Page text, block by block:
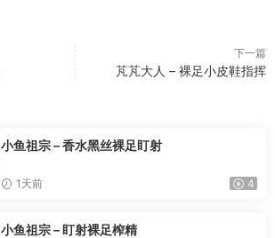
下一篇
芃芃大人 – 裸足小皮鞋指挥
小鱼祖宗 – 香水黑丝裸足盯射
1天前 4
小鱼祖宗 – 盯射裸足榨精